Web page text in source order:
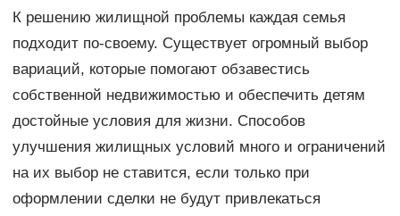
К решению жилищной проблемы каждая семья
подходит по-своему. Существует огромный выбор
вариаций, которые помогают обзавестись
собственной недвижимостью и обеспечить детям
достойные условия для жизни. Способов
улучшения жилищных условий много и ограничений
на их выбор не ставится, если только при
оформлении сделки не будут привлекаться